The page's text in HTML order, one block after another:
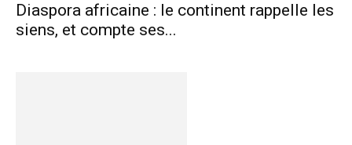
Diaspora africaine : le continent rappelle les
siens, et compte ses...